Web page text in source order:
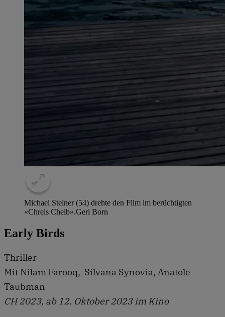
Michael Steiner (54) drehte den Film im berüchtigten
«Chreis Cheib».Geri Born
Early Birds
Thriller
Mit Nilam Farooq, Silvana Synovia, Anatole
Taubman
CH 2023, ab 12. Oktober 2023 im Kino